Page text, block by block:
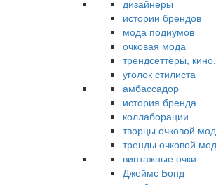
дизайнеры
истории брендов
мода подиумов
очковая мода
трендсеттеры,
уголок стилиста
амбассадор
история бренда
коллаборации
творцы очковой
тренды очковой
винтажные очки
Джеймс Бонд